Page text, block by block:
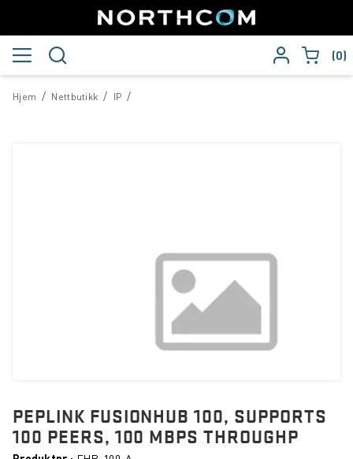
0
/
Hjem /
Nettbutikk /
IP
PEPLINK FUSIONHUB 100, SUPPORTS
100 PEERS, 100 MBPS THROUGHP